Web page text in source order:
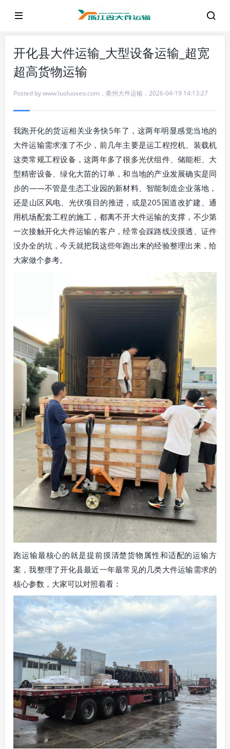
开化县大件运输_大型设备运输_超宽
超高货物运输
Posted bywww.luoluoseo.com ， 衢州大件运输 ， 2026-04-19 14:13:27
我跑开化的货运相关业务快5年了，这两年明显感觉当地的
大件运输需求涨了不少，前几年主要是运工程挖机、装载机
这类常规工程设备，这两年多了很多光伏组件、储能柜、大
型精密设备、绿化大苗的订单，和当地的产业发展确实是同
步的——不管是生态工业园的新材料、智能制造企业落地，
还是山区风电、光伏项目的推进，或是205国道改扩建、通
用机场配套工程的施工，都离不开大件运输的支撑，不少第
一次接触开化大件运输的客户，经常会踩路线没摸透、证件
没办全的坑，今天就把我这些年跑出来的经验整理出来，给
大家做个参考。
跑运输最核心的就是提前摸清楚货物属性和适配的运输方
案，我整理了开化县最近一年最常见的几类大件运输需求的
核心参数，大家可以对照着看：